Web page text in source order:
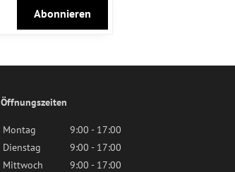
Abonnieren
Öffnungszeiten
Montag
9:00 - 17:00
Dienstag
9:00 - 17:00
Mittwoch
9:00 - 17:00